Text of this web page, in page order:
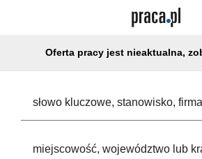
Oferta pracy jest nieaktualna,